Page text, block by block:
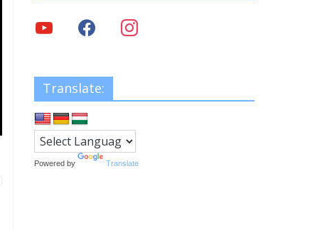
Translate:
Powered by Translate